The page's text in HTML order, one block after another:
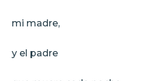
mi madre,
y el padre